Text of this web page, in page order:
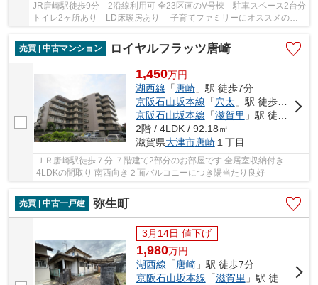
JR唐崎駅徒歩9分 2沿線利用可 全23区画のV号棟 駐車スペース2台分
トイレ2ヶ所あり LD床暖房あり 子育てファミリーにオススメのエ
売買 | 中古マンション
ロイヤルフラッツ唐崎
1,450万円
湖西線 「唐崎」駅 徒歩7分
京阪石山坂本線 「穴太 」駅 徒歩18分
京阪石山坂本線 「滋賀里 」駅 徒歩18分
2階 / 4LDK / 92.18㎡
滋賀県大津市唐崎１丁目
ＪＲ唐崎駅徒歩７分 ７階建て2部分のお部屋です 全居室収納付き
4LDKの間取り 南西向き２面バルコニーにつき陽当たり良好
売買 | 中古一戸建 弥生町
3月14日 値下げ
1,980万円
湖西線 「 唐崎」駅 徒歩7分
京阪石山坂本線 「滋賀里 」駅 徒歩15分